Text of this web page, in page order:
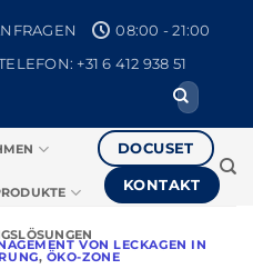
08:00 - 21:00
+31 6 412 938 51
Suche
nach:
DOCUSET
KONTAKT
VON LECKAGEN IN
, ÖKO-ZONE